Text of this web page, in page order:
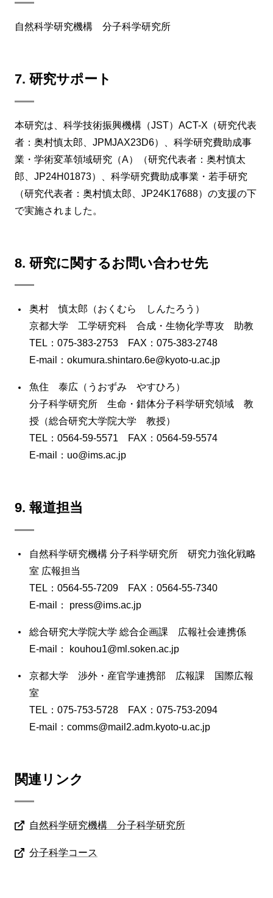
自然科学研究機構 分子科学研究所
7. 研究サポート
本研究は、科学技術振興機構（JST）ACT-X（研究代表
者：奥村慎太郎、JPMJAX23D6）、科学研究費助成事
業・学術変革領域研究（A）（研究代表者：奥村慎太
郎、JP24H01873）、科学研究費助成事業・若手研究
（研究代表者：奥村慎太郎、JP24K17688）の支援の下
で実施されました。
8. 研究に関するお問い合わせ先
奥村 慎太郎（おくむら しんたろう）
京都大学 工学研究科 合成・生物化学専攻 助教
TEL：075-383-2753 FAX：075-383-2748
E-mail：okumura.shintaro.6e@kyoto-u.ac.jp
魚住 泰広（うおずみ やすひろ）
分子科学研究所 生命・錯体分子科学研究領域 教
授（総合研究大学院大学 教授）
TEL：0564-59-5571 FAX：0564-59-5574
E-mail：uo@ims.ac.jp
9. 報道担当
自然科学研究機構 分子科学研究所 研究力強化戦略
室 広報担当
TEL：0564-55-7209 FAX：0564-55-7340
E-mail： press@ims.ac.jp
総合研究大学院大学 総合企画課 広報社会連携係
E-mail： kouhou1@ml.soken.ac.jp
京都大学 渉外・産官学連携部 広報課 国際広報
室
TEL：075-753-5728 FAX：075-753-2094
E-mail：comms@mail2.adm.kyoto-u.ac.jp
関連リンク
自然科学研究機構 分子科学研究所
分子科学コース